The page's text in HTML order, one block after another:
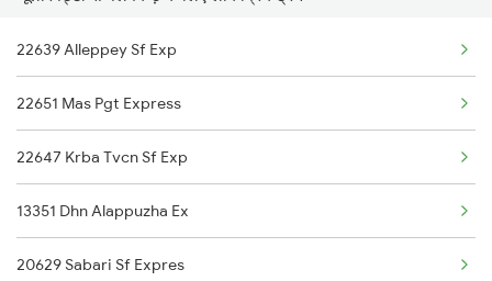
Jolarpettai to Rengali Trains
Jolarpettai to Rajahmundry Trains
Jolarpettai to Rameswaram Trains
Palakkad to Marthandam Trains
Palakkad to Kishanganj Trains
Palakkad to Kokrajhar Trains
Palakkad to Vellore Trains
Palakkad to Karunagappally Trains
22639 Alleppey Sf Exp
22651 Mas Pgt Express
22647 Krba Tvcn Sf Exp
13351 Dhn Alappuzha Ex
20629 Sabari Sf Expres